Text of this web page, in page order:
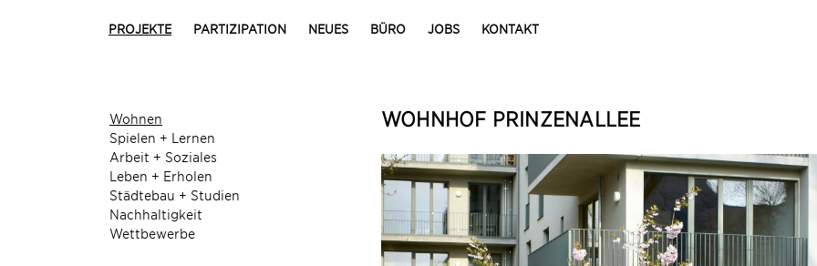
PROJEKTE PARTIZIPATION NEUES BÜRO JOBS KONTAKT
Wohnen
Spielen + Lernen
Arbeit + Soziales
Leben + Erholen
Städtebau + Studien
Nachhaltigkeit
Wettbewerbe
WOHNHOF PRINZENALLEE